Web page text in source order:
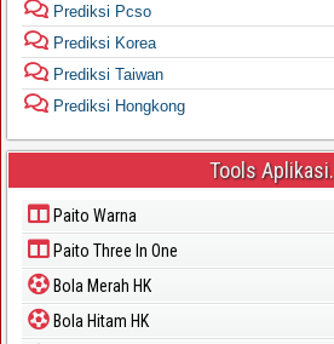
Prediksi Pcso
Prediksi Korea
Prediksi Taiwan
Prediksi Hongkong
Tools Aplikasi.
Paito Warna
Paito Three In One
Bola Merah HK
Bola Hitam HK